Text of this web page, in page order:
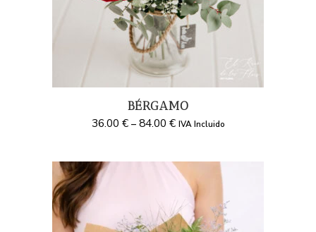
BÉRGAMO
36.00 €– 84.00 € IVA Incluido